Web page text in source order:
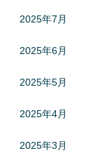
2025年7月
2025年6月
2025年5月
2025年4月
2025年3月